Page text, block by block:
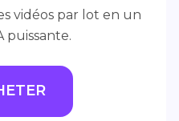
vidéos par lot en un
puissante.